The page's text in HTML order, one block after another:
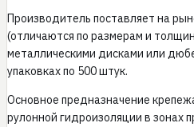
Производитель поставляет на
(отличаются по размерам и
металлическими дисками или
упаковках по 500 штук.
Основное предназначение
рулонной гидроизоляции в зонах